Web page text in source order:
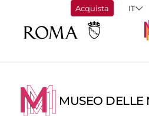
Acquista
MUSEO DELLE